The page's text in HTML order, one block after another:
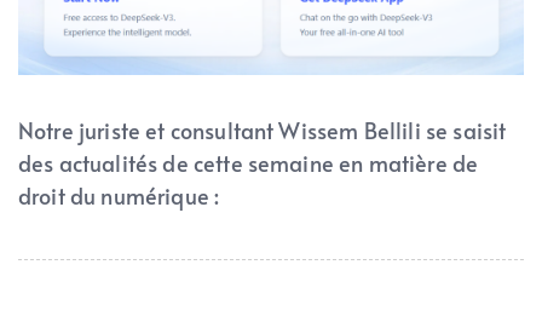
Notre juriste et consultant Wissem Bellili se saisit
des actualités de cette semaine en matière de
droit du numérique :